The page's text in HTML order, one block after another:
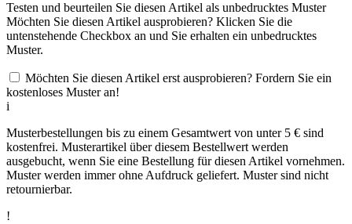
Testen und beurteilen Sie diesen Artikel als unbedrucktes Muster
Möchten Sie diesen Artikel ausprobieren? Klicken Sie die
untenstehende Checkbox an und Sie erhalten ein unbedrucktes
Muster.
Möchten Sie diesen Artikel erst ausprobieren? Fordern Sie ein
kostenloses Muster an!
i
Musterbestellungen bis zu einem Gesamtwert von unter 5 € sind
kostenfrei. Musterartikel über diesem Bestellwert werden
ausgebucht, wenn Sie eine Bestellung für diesen Artikel vornehmen.
Muster werden immer ohne Aufdruck geliefert. Muster sind nicht
retournierbar.
!